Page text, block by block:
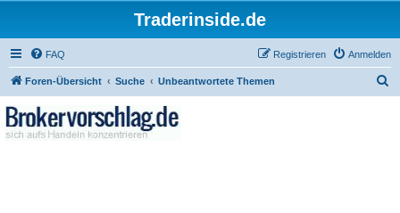
Traderinside.de
FAQ Anmelden
Registrieren
Foren-Übersicht Suche Unbeantwortete Themen